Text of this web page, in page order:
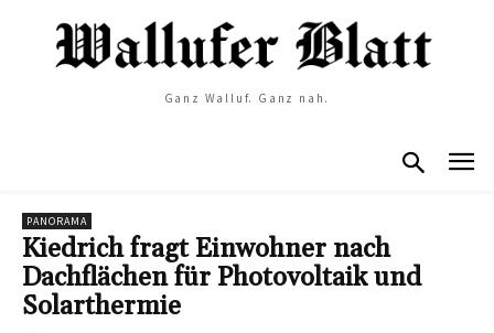
Ganz Walluf. Ganz nah.
PANORAMA
Kiedrich fragt Einwohner nach
Dachflächen für Photovoltaik und
Solarthermie